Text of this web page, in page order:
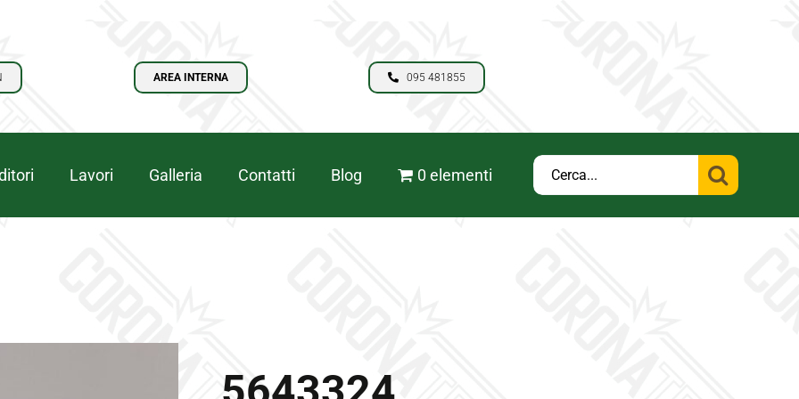
AREA INTERNA 095 481855
Lavori Galleria Contatti Blog 0 elementi
Cerca
per: